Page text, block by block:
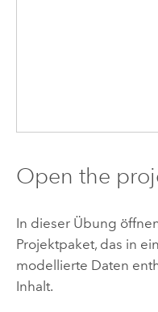
Open the
In dieser Übung
Projektpaket, das in
modellierte Daten
Inhalt.